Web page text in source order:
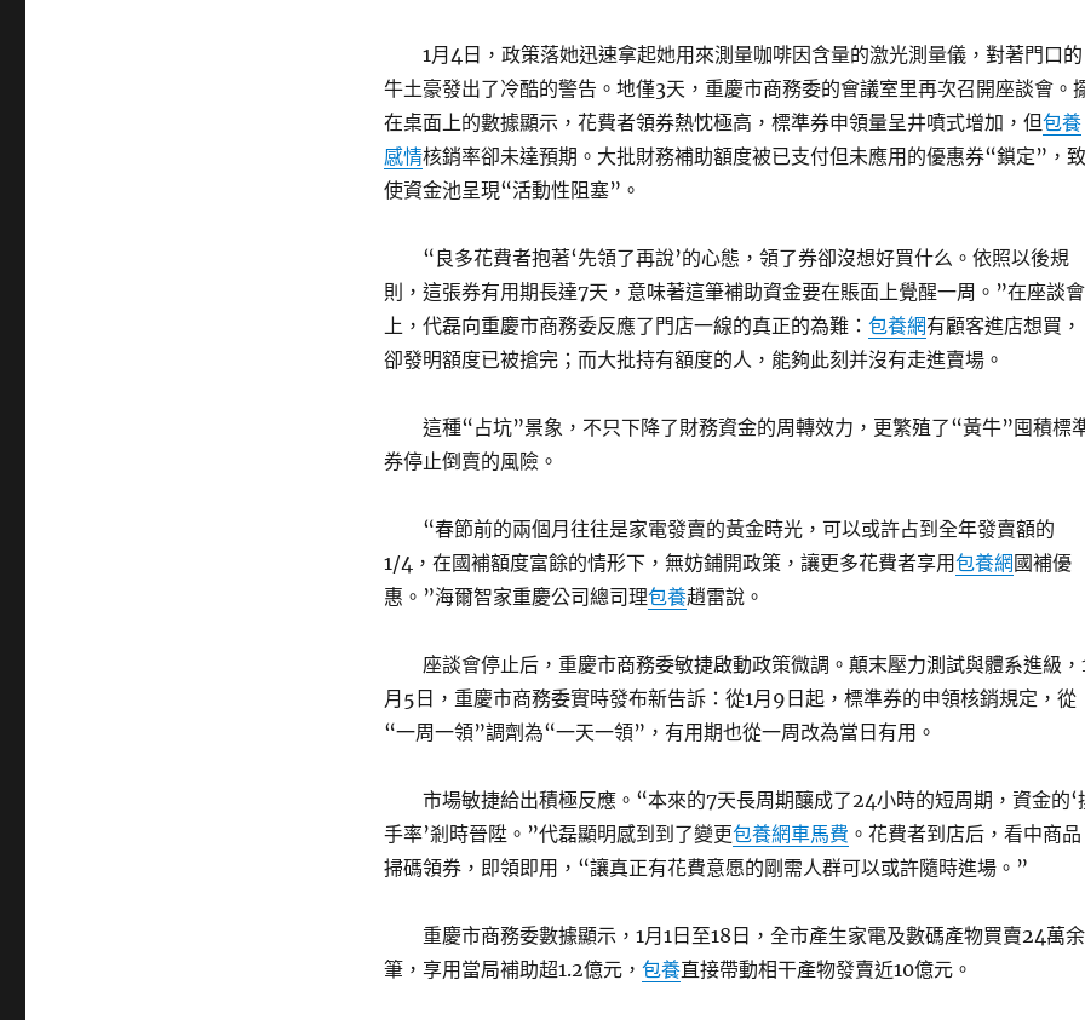
1月4日，政策落她迅速拿起她用來測量咖啡因含量的激光測量儀，對著門口的
牛土豪發出了冷酷的警告。地僅3天，重慶市商務委的會議室里再次召開座談會。
在桌面上的數據顯示，花費者領券熱忱極高，標準券申領量呈井噴式增加，但包養
感情核銷率卻未達預期。大批財務補助額度被已支付但未應用的優惠券“鎖定”，致
使資金池呈現“活動性阻塞”。
“良多花費者抱著‘先領了再說’的心態，領了券卻沒想好買什么。依照以後規
則，這張券有用期長達7天，意味著這筆補助資金要在賬面上覺醒一周。”在座談會
上，代磊向重慶市商務委反應了門店一線的真正的為難： 包養網有顧客進店想買，
卻發明額度已被搶完；而大批持有額度的人，能夠此刻并沒有走進賣場。
這種“占坑”景象，不只下降了財務資金的周轉效力，更繁殖了“黃牛”囤積標
券停止倒賣的風險。
“春節前的兩個月往往是家電發賣的黃金時光，可以或許占到全年發賣額的
1/4，在國補額度富餘的情形下，無妨鋪開政策，讓更多花費者享用包養網 國補優
惠。”海爾智家重慶公司總司理包養趙雷說。
座談會停止后，重慶市商務委敏捷啟動政策微調。顛末壓力測試與體系進級，
月5日，重慶市商務委實時發布新告訴：從1月9日起，標準券的申領核銷規定，從
“一周一領”調劑為“一天一領”，有用期也從一周改為當日有用。
市場敏捷給出積極反應。“本來的7天長周期釀成了24小時的短周期，資金的‘
手率’剎時晉陞。”代磊顯明感到到了變更包養網車馬費 。花費者到店后，看中商品
掃碼領券，即領即用，“讓真正有花費意愿的剛需人群可以或許隨時進場。”
重慶市商務委數據顯示，1月1日至18日，全市產生家電及數碼產物買賣24萬余
筆，享用當局補助超1.2億元， 包養直接帶動相干產物發賣近10億元。